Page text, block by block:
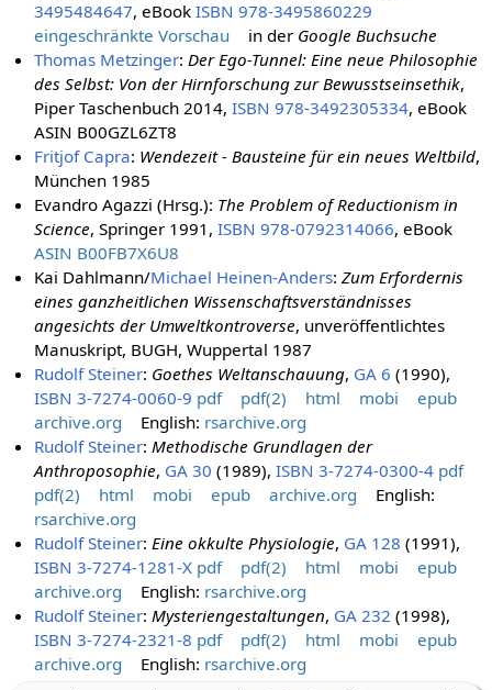
3495484647, eBookISBN 978-3495860229
eingeschränkte Vorschau
in der Google Buchsuche
Thomas Metzinger:Der Ego-Tunnel: Eine neue Philosophie
des Selbst: Von der Hirnforschung zur Bewusstseinsethik,
Piper Taschenbuch 2014,ISBN 978-3492305334, eBook
ASIN B00GZL6ZT8
Fritjof Capra: Wendezeit - Bausteine für ein neues Weltbild,
München 1985
Evandro Agazzi (Hrsg.): The Problem of Reductionism in
Science, Springer 1991,ISBN 978-0792314066, eBook
ASIN B00FB7X6U8
Kai Dahlmann/Michael Heinen-Anders:Zum Erfordernis
eines ganzheitlichen Wissenschaftsverständnisses
angesichts der Umweltkontroverse, unveröffentlichtes
Manuskript, BUGH, Wuppertal 1987
Rudolf Steiner: Goethes Weltanschauung, GA 6 (1990),
ISBN 3-7274-0060-9 pdf pdf(2) html mobi
epub
archive.org
English: rsarchive.org
Rudolf Steiner:Methodische Grundlagen der
Anthroposophie, GA 30 (1989),ISBN 3-7274-0300-4 pdf
pdf(2)
html mobi epub archive.org
English:
rsarchive.org
Rudolf Steiner:Eine okkulte Physiologie, GA 128 (1991),
ISBN 3-7274-1281-X pdf pdf(2) html mobi
epub
archive.org
English: rsarchive.org
Rudolf Steiner:Mysteriengestaltungen, GA 232 (1998),
ISBN 3-7274-2321-8 pdf pdf(2) html mobi
epub
archive.org
English: rsarchive.org